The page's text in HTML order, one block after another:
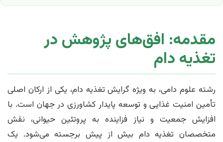
مقدمه: افق‌های پژوهش در
تغذیه دام
رشته علوم دامی، به ویژه گرایش تغذیه دام، یکی از ارکان اصلی
تأمین امنیت غذایی و توسعه پایدار کشاورزی در جهان است. با
افزایش جمعیت و نیاز فزاینده به پروتئین حیوانی، نقش
متخصصان تغذیه دام بیش از پیش برجسته می‌شود. یک